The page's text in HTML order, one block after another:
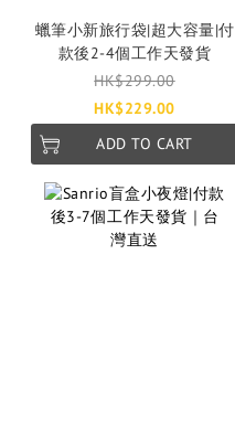
蠟筆小新旅行袋|超大容量|付
款後2-4個工作天發貨
HK$299.00
HK$229.00
ADD TO CART